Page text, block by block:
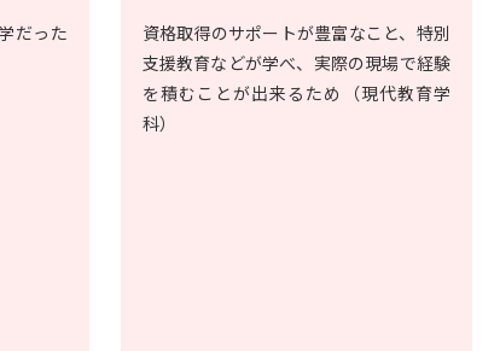
だった
資格取得のサポートが豊富なこと、特別
支援教育などが学べ、実際の現場で経験
を積むことが出来るため（現代教育学
科）